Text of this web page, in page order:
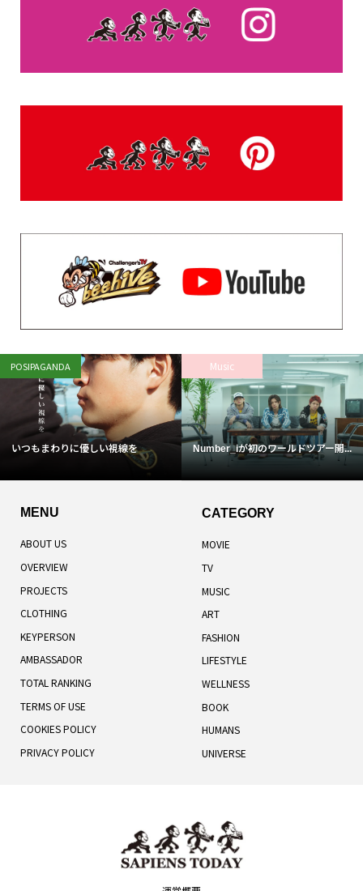
POSIPAGANDA
いつもまわりに優しい視線を
Music
Number_iが初のワールドツアー開...
MENU
ABOUT US
OVERVIEW
PROJECTS
CLOTHING
KEYPERSON
AMBASSADOR
TOTAL RANKING
TERMS OF USE
COOKIES POLICY
PRIVACY POLICY
CATEGORY
MOVIE
TV
MUSIC
ART
FASHION
LIFESTYLE
WELLNESS
BOOK
HUMANS
UNIVERSE